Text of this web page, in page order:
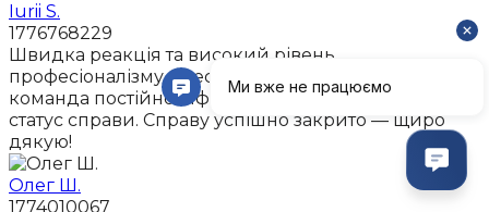
Iurii S.
1776768229
Швидка реакція та високий рівень
професіоналізму. Увесь процес був прозорим,
команда постійно інформувала про кожен крок і
статус справи. Справу успішно закрито — щиро
дякую!
Олег Ш.
1774010067